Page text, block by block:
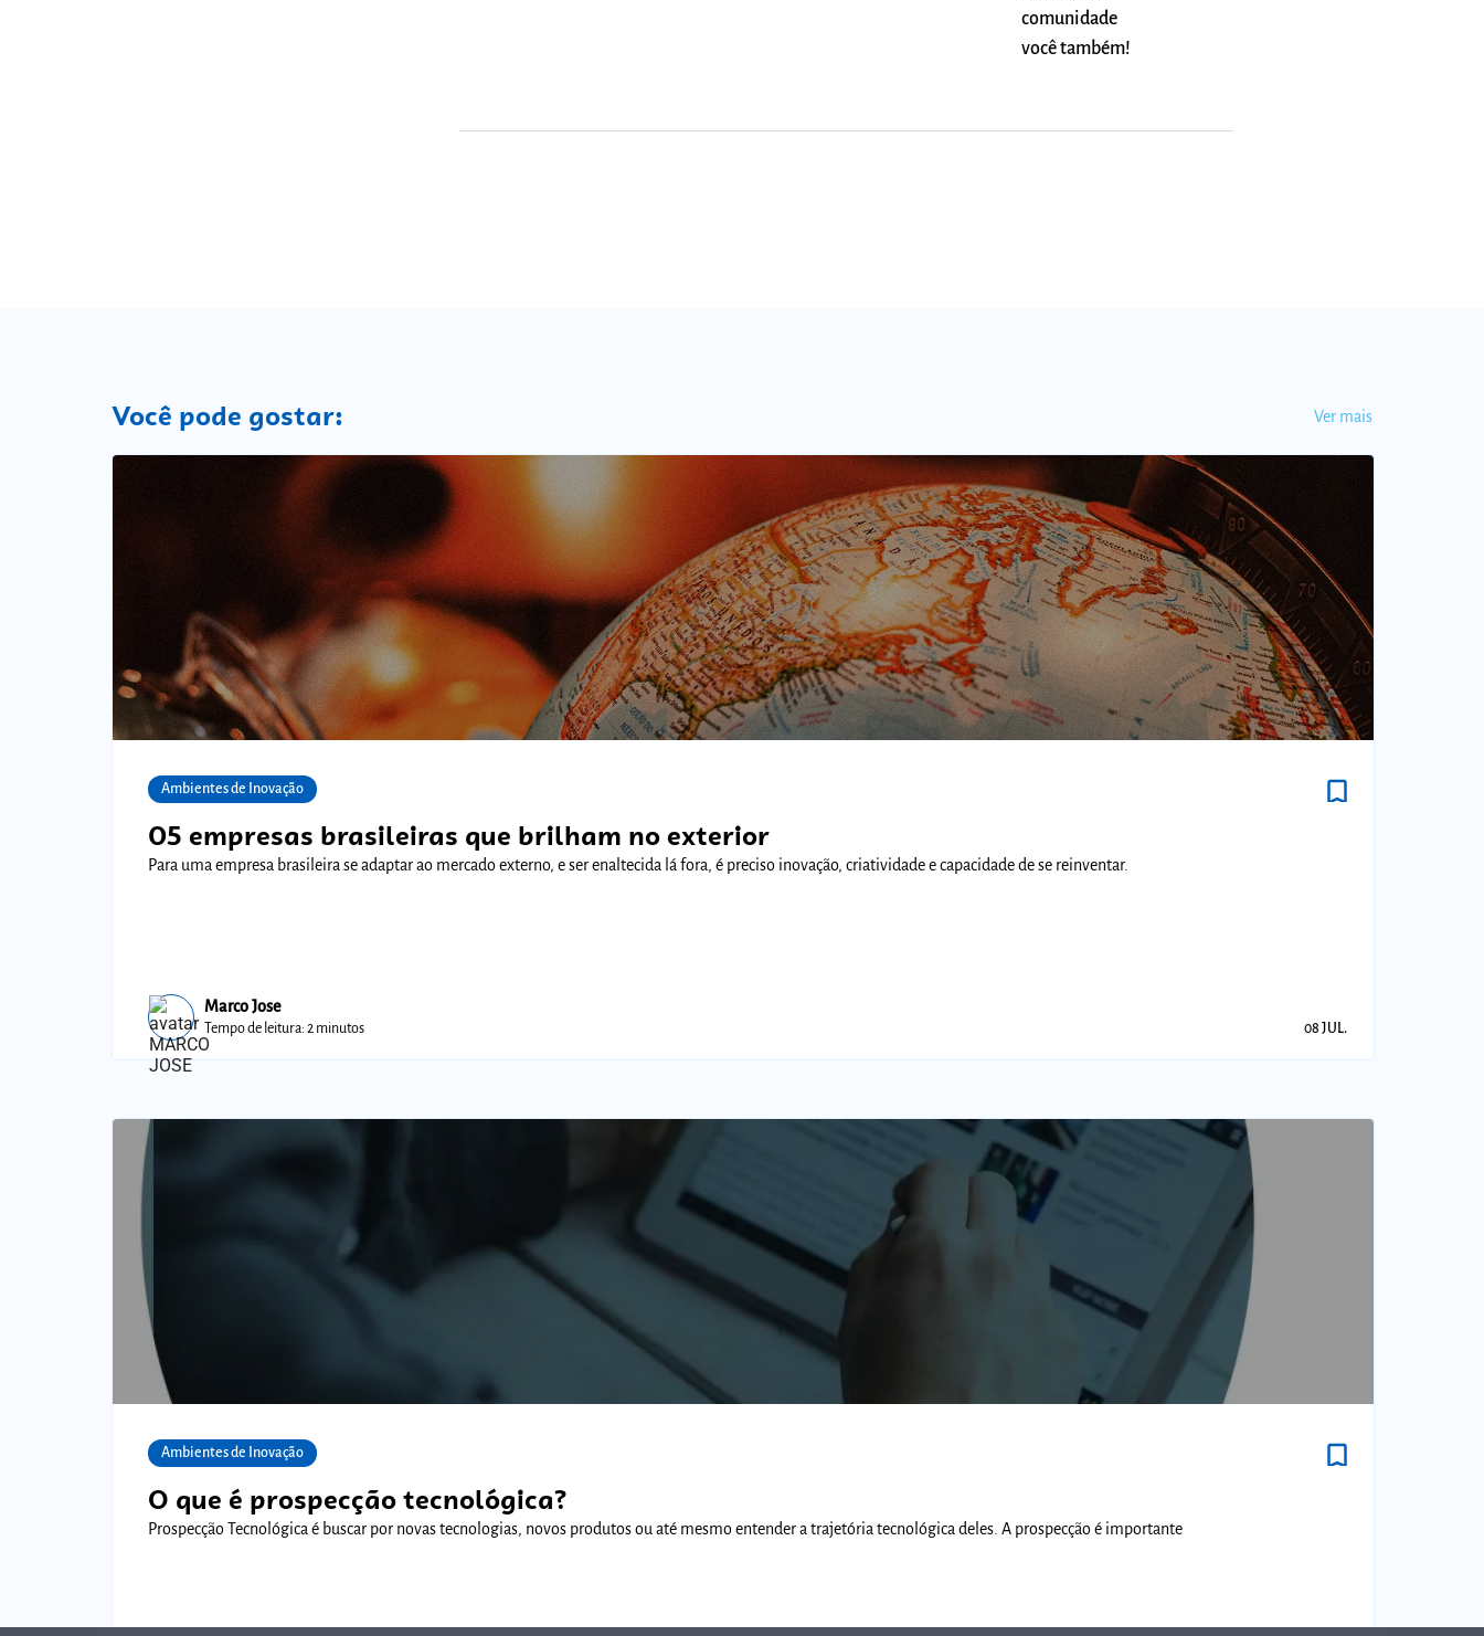
comunidade
você também!
Você pode gostar: Ver mais
Ambientes de Inovação bookmark_border
05 empresas brasileiras que brilham no exterior
Para uma empresa brasileira se adaptar ao mercado externo, e ser enaltecida lá fora, é preciso inovação, criatividade e capacidade de se reinventar.
Marco Jose
Tempo de leitura: 2 minutos 08 JUL.
Ambientes de Inovação bookmark_border
O que é prospecção tecnológica?
Prospecção Tecnológica é buscar por novas tecnologias, novos produtos ou até mesmo entender a trajetória tecnológica deles. A prospecção é importante